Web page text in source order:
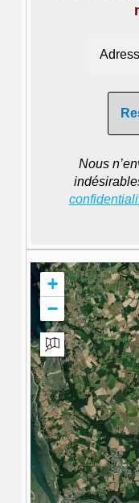
Nous
+
−